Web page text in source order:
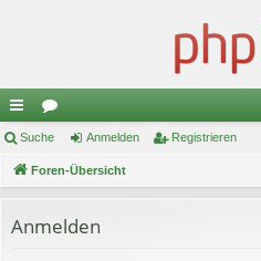
ch
ne
ug
or
en
Suche Anmelden Registrieren
Foren-Übersicht
Anmelden